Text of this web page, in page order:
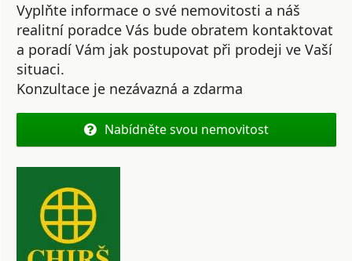
Vyplňte informace o své nemovitosti a náš
realitní poradce Vás bude obratem kontaktovat
a poradí Vám jak postupovat při prodeji ve Vaší
situaci.
Konzultace je nezávazná a zdarma
Nabídněte svou nemovitost